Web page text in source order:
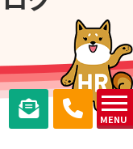
MENU